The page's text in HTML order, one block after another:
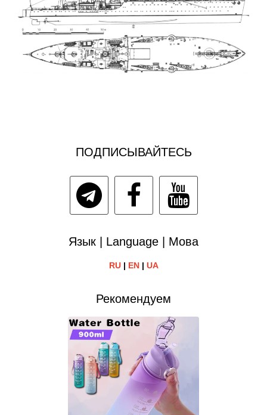
ПОДПИСЫВАЙТЕСЬ
Язык | Language | Мова
RU| EN| UA
Рекомендуем